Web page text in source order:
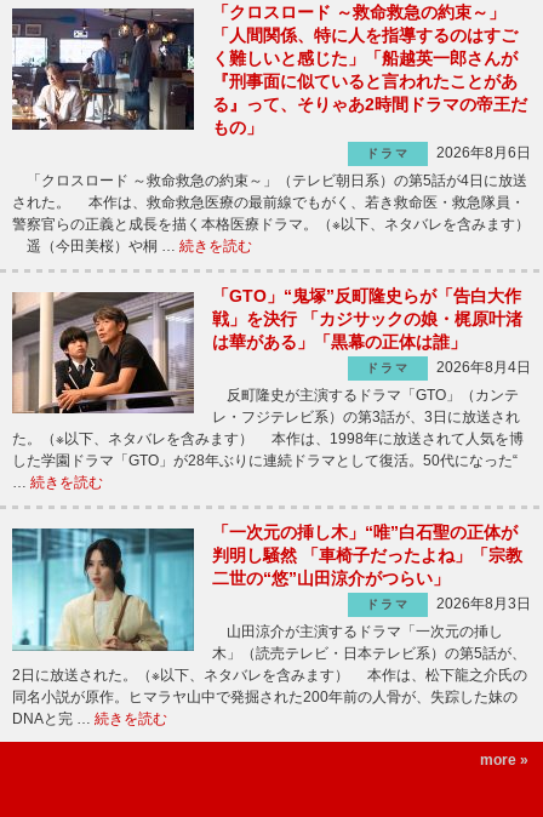
「クロスロード ～救命救急の約束～」
「人間関係、特に人を指導するのはすご
く難しいと感じた」「船越英一郎さんが
『刑事面に似ていると言われたことがあ
る』って、そりゃあ2時間ドラマの帝王だ
もの」
ドラマ
2026年8月6日
「クロスロード ～救命救急の約束～」（テレビ朝日系）の第5話が4日に放送
された。 本作は、救命救急医療の最前線でもがく、若き救命医・救急隊員・
警察官らの正義と成長を描く本格医療ドラマ。（※以下、ネタバレを含みます）
遥（今田美桜）や桐 … 続きを読む
「GTO」“鬼塚”反町隆史らが「告白大作
戦」を決行 「カジサックの娘・梶原叶渚
は華がある」「黒幕の正体は誰」
ドラマ
2026年8月4日
反町隆史が主演するドラマ「GTO」（カンテ
レ・フジテレビ系）の第3話が、3日に放送され
た。（※以下、ネタバレを含みます） 本作は、1998年に放送されて人気を博
した学園ドラマ「GTO」が28年ぶりに連続ドラマとして復活。50代になった“
… 続きを読む
「一次元の挿し木」“唯”白石聖の正体が
判明し騒然 「車椅子だったよね」「宗教
二世の“悠”山田涼介がつらい」
ドラマ
2026年8月3日
山田涼介が主演するドラマ「一次元の挿し
木」（読売テレビ・日本テレビ系）の第5話が、
2日に放送された。（※以下、ネタバレを含みます） 本作は、松下龍之介氏の
同名小説が原作。ヒマラヤ山中で発掘された200年前の人骨が、失踪した妹の
DNAと完 … 続きを読む
more »